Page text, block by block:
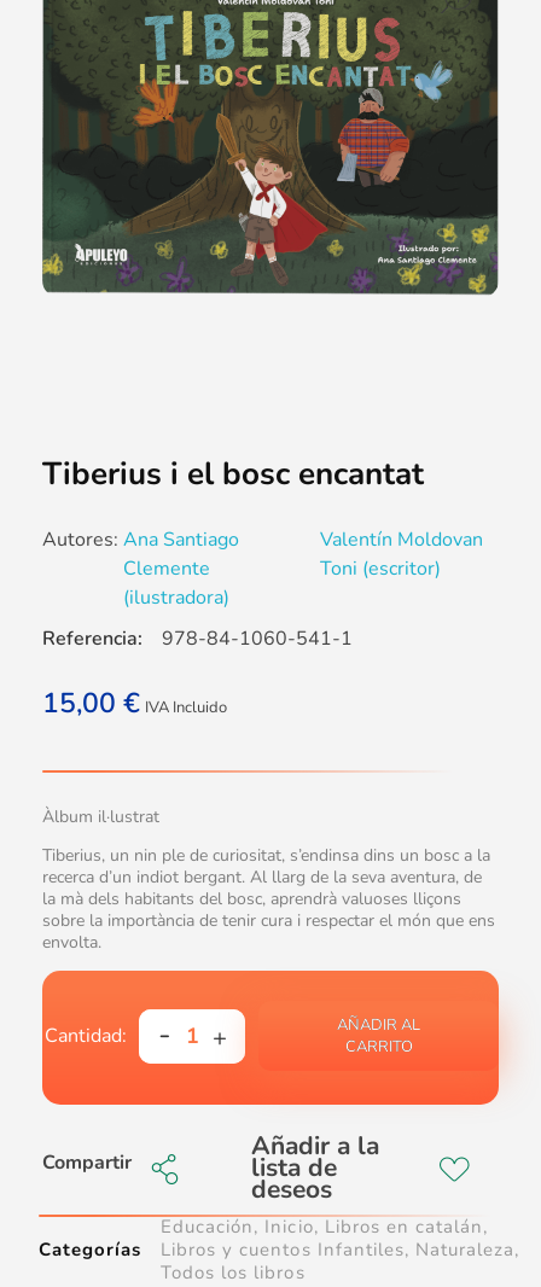
Tiberius i el bosc encantat
Autores: Ana Santiago
Clemente
(ilustradora)
Valentín Moldovan
Toni (escritor)
15,00 € IVA Incluido
Àlbum il·lustrat
Tiberius, un nin ple de curiositat, s’endinsa dins un bosc a la
recerca d’un indiot bergant. Al llarg de la seva aventura, de
la mà dels habitants del bosc, aprendrà valuoses lliçons
sobre la importància de tenir cura i respectar el món que ens
envolta.
AÑADIR AL
CARRITO
Compartir
Referencia: 978-84-1060-541-1
Categorías
Educación, Inicio, Libros en catalán,
Libros y cuentos Infantiles, Naturaleza,
Todos los libros